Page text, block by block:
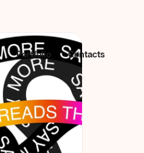
Portfolio Contacts